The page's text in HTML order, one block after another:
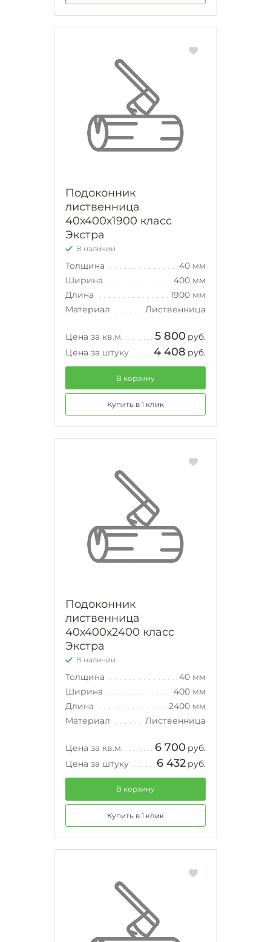
Подоконник
лиственница
40х400х1900 класс
Экстра
В наличии
Толщина
40 мм
Ширина
400 мм
Длина
1900 мм
Материал
Лиственница
Цена за кв.м. 5 800 руб.
Цена за штуку
4 408 руб.
В корзину
Купить в 1 клик
Подоконник
лиственница
40х400х2400 класс
Экстра
В наличии
Толщина
40 мм
Ширина
400 мм
Длина
2400 мм
Материал
Лиственница
Цена за кв.м. 6 700 руб.
Цена за штуку
6 432 руб.
В корзину
Купить в 1 клик